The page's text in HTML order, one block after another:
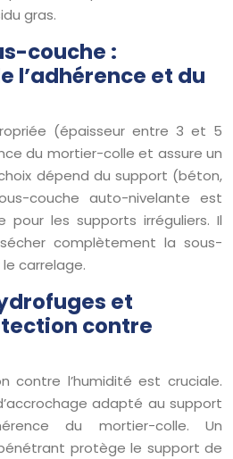
gras.
couche :
l’adhérence et du
(épaisseur entre 3 et 5
du mortier-colle et assure un
dépend du support (béton,
couche auto-nivelante est
pour les supports irréguliers. Il
complètement la sous-
carrelage.
et
contre
contre l’humidité est cruciale.
adapté au support
du mortier-colle. Un
protège le support de